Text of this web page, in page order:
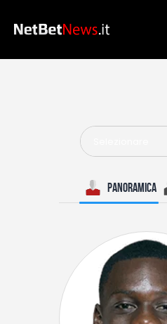
News
Calcio
Basket
Tennis
Lo Sapevi Che
Fantacalcio
I consigli di Giulia
Serie A
Panoramica